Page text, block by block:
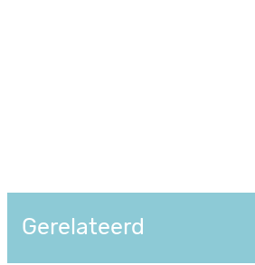
Gerelateerd